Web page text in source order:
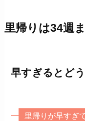
里帰りは34週
早すぎるとど
里帰りが早すぎ